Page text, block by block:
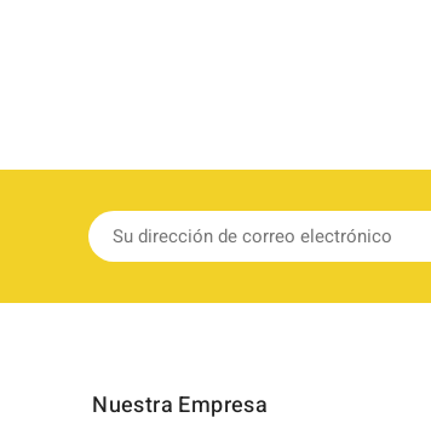
Nuestra Empresa